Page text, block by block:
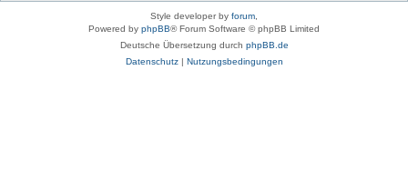
Style developer by forum
Powered by phpBB® Forum Software © phpBB Limited
Deutsche Übersetzung durch phpBB.de
Datenschutz| Nutzungsbedingungen